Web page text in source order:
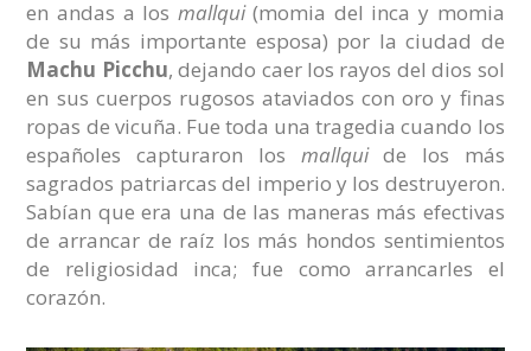
en andas a los mallqui(momia del inca y momia
de su más importante esposa) por la ciudad de
Machu Picchu, dejando caer los rayos del dios sol
en sus cuerpos rugosos ataviados con oro y finas
ropas de vicuña. Fue toda una tragedia cuando los
españoles capturaron los mallquide los más
sagrados patriarcas del imperio y los destruyeron.
Sabían que era una de las maneras más efectivas
de arrancar de raíz los más hondos sentimientos
de religiosidad inca; fue como arrancarles el
corazón.